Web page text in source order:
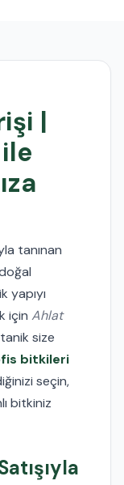
|
tanınan
yapıyı
için Ahlat
size
bitkileri
seçin,
bitkiniz